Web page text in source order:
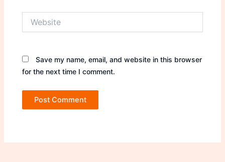
Save my name, email, and website in this browser
for the next time I comment.